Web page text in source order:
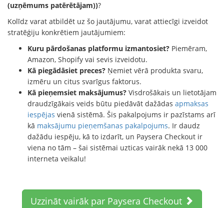
(uzņēmums patērētājam))?
Kolīdz varat atbildēt uz šo jautājumu, varat attiecīgi izveidot
stratēģiju konkrētiem jautājumiem:
Kuru pārdošanas platformu izmantosiet? Piemēram,
Amazon, Shopify vai sevis izveidotu.
Kā piegādāsiet preces? Ņemiet vērā produkta svaru,
izmēru un citus svarīgus faktorus.
Kā pieņemsiet maksājumus? Visdrošākais un lietotājam
draudzīgākais veids būtu piedāvāt dažādas apmaksas
iespējas vienā sistēmā. Šis pakalpojums ir pazīstams arī
kā maksājumu pieņemšanas pakalpojums. Ir daudz
dažādu iespēju, kā to izdarīt, un Paysera Checkout ir
viena no tām – šai sistēmai uzticas vairāk nekā 13 000
interneta veikalu!
Uzzināt vairāk par Paysera Checkout